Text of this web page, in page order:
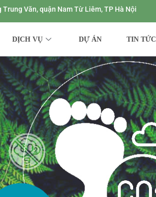
Văn, quận Nam Từ Liêm, TP Hà Nội
DỊCH VỤ DỰ ÁN TIN TỨC